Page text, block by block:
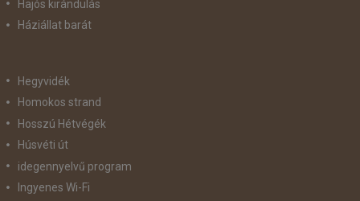
Hajós kirándulás
Háziállat barát
Hegyvidék
Homokos strand
Hosszú Hétvégék
Húsvéti út
idegennyelvű program
Ingyenes Wi-Fi